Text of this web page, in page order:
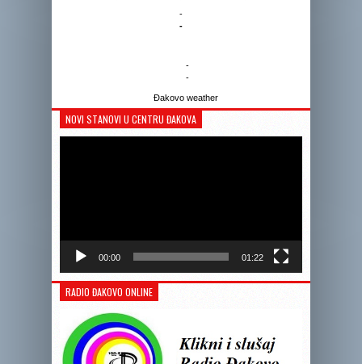
-
-
-
-
Đakovo weather
NOVI STANOVI U CENTRU ĐAKOVA
00:00 01:22
RADIO ĐAKOVO ONLINE